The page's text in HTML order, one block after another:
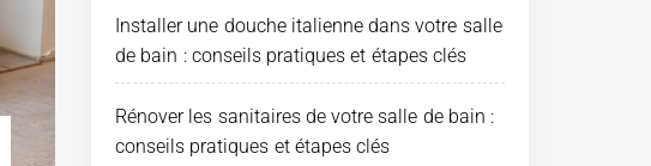
Installer une douche italienne dans votre salle
de bain : conseils pratiques et étapes clés
Rénover les sanitaires de votre salle de bain :
conseils pratiques et étapes clés